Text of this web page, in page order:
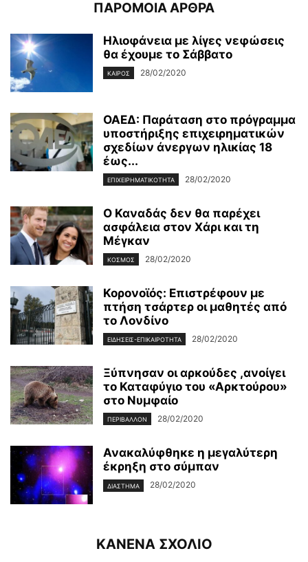
ΠΑΡΟΜΟΙΑ ΑΡΘΡΑ
Ηλιοφάνεια με λίγες νεφώσεις
θα έχουμε το Σάββατο
ΚΑΙΡΌΣ 28/02/2020
ΟΑΕΔ: Παράταση στο πρόγραμμα
υποστήριξης επιχειρηματικών
σχεδίων άνεργων ηλικίας 18
έως...
ΕΠΙΧΕΙΡΗΜΑΤΙΚΌΤΗΤΑ 28/02/2020
Ο Καναδάς δεν θα παρέχει
ασφάλεια στον Χάρι και τη
Μέγκαν
ΚΌΣΜΟΣ 28/02/2020
Κορονοϊός: Επιστρέφουν με
πτήση τσάρτερ οι μαθητές από
το Λονδίνο
ΕΙΔΉΣΕΙΣ-ΕΠΙΚΑΙΡΌΤΗΤΑ 28/02/2020
Ξύπνησαν οι αρκούδες ,ανοίγει
το Καταφύγιο του «Αρκτούρου»
στο Νυμφαίο
ΠΕΡΙΒΆΛΛΟΝ 28/02/2020
Ανακαλύφθηκε η μεγαλύτερη
έκρηξη στο σύμπαν
ΔΙΆΣΤΗΜΑ 28/02/2020
ΚΑΝΕΝΑ ΣΧΟΛΙΟ